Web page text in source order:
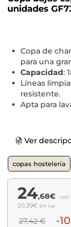
unidades
Copa de
para una
Capacidad:
Líneas
resistente.
Apta para
Ver
copas hostelería
24,68€ con
20,39€ sin iva
27,42 € -